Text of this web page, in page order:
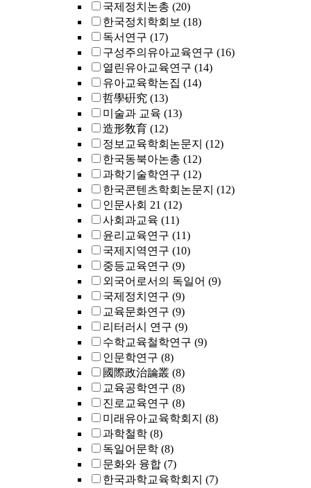
국제정치논총 (20)
한국정치학회보 (18)
독서연구 (17)
구성주의유아교육연구 (16)
열린유아교육연구 (14)
유아교육학논집 (14)
哲學硏究 (13)
미술과 교육 (13)
造形敎育 (12)
정보교육학회논문지 (12)
한국동북아논총 (12)
과학기술학연구 (12)
한국콘텐츠학회논문지 (12)
인문사회 21 (12)
사회과교육 (11)
윤리교육연구 (11)
국제지역연구 (10)
중등교육연구 (9)
외국어로서의 독일어 (9)
국제정치연구 (9)
교육문화연구 (9)
리터러시 연구 (9)
수학교육철학연구 (9)
인문학연구 (8)
國際政治論叢 (8)
교육공학연구 (8)
진로교육연구 (8)
미래유아교육학회지 (8)
과학철학 (8)
독일어문학 (8)
문화와 융합 (7)
한국과학교육학회지 (7)